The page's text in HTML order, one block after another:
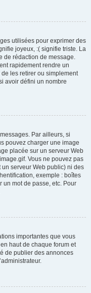
utilisées pour exprimer des
joyeux, :( signifie triste. La
de rédaction de message.
rapidement rendre un
les retirer ou simplement
avoir défini un nombre
Par ailleurs, si
pouvez charger une image
placée sur un serveur Web
Vous ne pouvez pas
un serveur Web public) ni des
exemple : boîtes
un mot de passe, etc. Pour
importantes que vous
haut de chaque forum et
de publier des annonces